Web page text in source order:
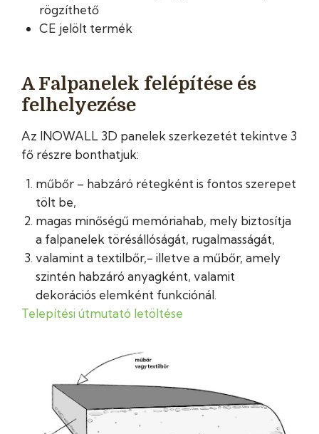
rögzíthető
CE jelölt termék
A Falpanelek felépítése és
felhelyezése
Az INOWALL 3D panelek szerkezetét tekintve 3
fő részre bonthatjuk:
műbőr – habzáró rétegként is fontos szerepet
tölt be,
magas minőségű memóriahab, mely biztosítja
a falpanelek törésállóságát, rugalmasságát,
valamint a textilbőr,- illetve a műbőr, amely
szintén habzáró anyagként, valamit
dekorációs elemként funkciónál.
Telepítési útmutató letöltése